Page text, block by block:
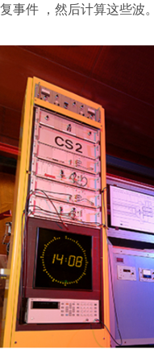
事件 ，然后计算这些波